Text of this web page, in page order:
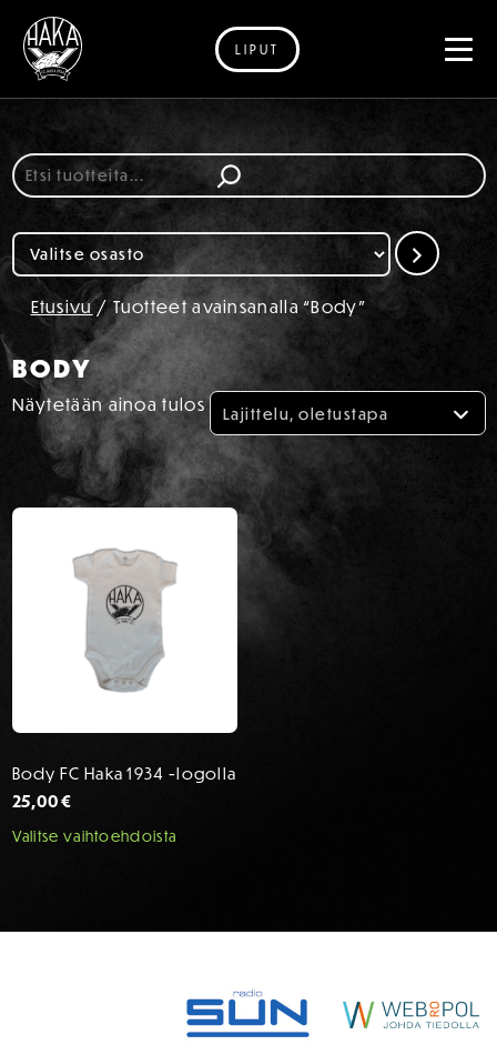
Siirry sisältöön
LIPUT
Etsi
Valitse
osasto
Etusivu/ Tuotteet avainsanalla “Body”
BODY
Näytetään ainoa tulos
Body FC Haka 1934 -logolla
25,00€
Valitse vaihtoehdoista
tehdä
valinnat